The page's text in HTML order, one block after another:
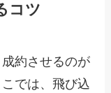
コツ
約させるのが
では、飛び込